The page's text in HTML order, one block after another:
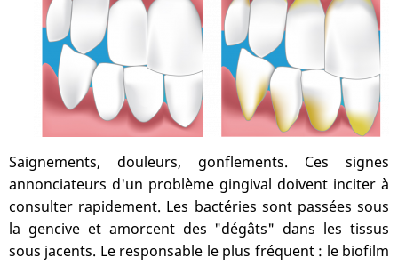
Saignements, douleurs, gonflements. Ces signes
annonciateurs d'un problème gingival doivent inciter à
consulter rapidement. Les bactéries sont passées sous
la gencive et amorcent des "dégâts" dans les tissus
sous jacents. Le responsable le plus fréquent : le biofilm